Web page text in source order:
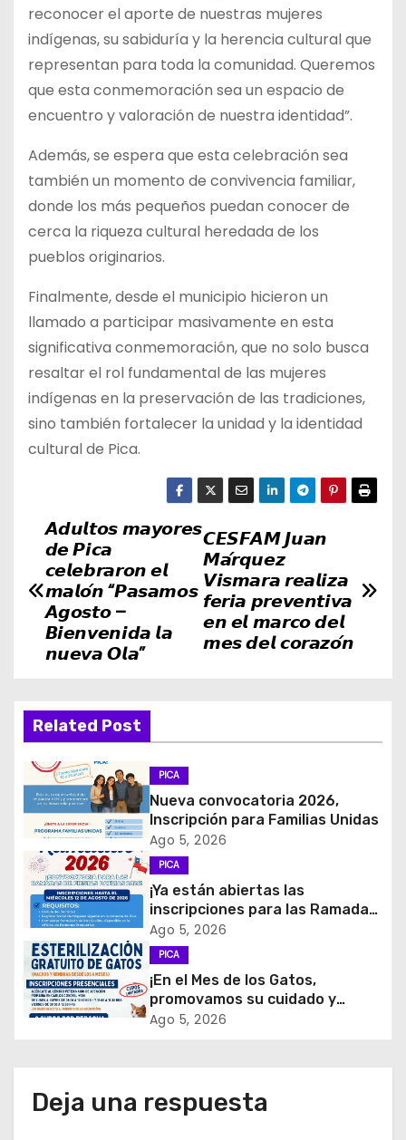
reconocer el aporte de nuestras mujeres
indígenas, su sabiduría y la herencia cultural que
representan para toda la comunidad. Queremos
que esta conmemoración sea un espacio de
encuentro y valoración de nuestra identidad”.
Además, se espera que esta celebración sea
también un momento de convivencia familiar,
donde los más pequeños puedan conocer de
cerca la riqueza cultural heredada de los
pueblos originarios.
Finalmente, desde el municipio hicieron un
llamado a participar masivamente en esta
significativa conmemoración, que no solo busca
resaltar el rol fundamental de las mujeres
indígenas en la preservación de las tradiciones,
sino también fortalecer la unidad y la identidad
cultural de Pica.
N
a
a
c
i
ó
n
d
e
e
r
𝘾𝙀𝙎𝙁𝘼𝙈 𝙅𝙪𝙖𝙣
𝙈𝙖́𝙧𝙦𝙪𝙚𝙯
𝙑𝙞𝙨𝙢𝙖𝙧𝙖 𝙧𝙚𝙖𝙡𝙞𝙯𝙖
𝙛𝙚𝙧𝙞𝙖 𝙥𝙧𝙚𝙫𝙚𝙣𝙩𝙞𝙫𝙖
𝙚𝙣 𝙚𝙡 𝙢𝙖𝙧𝙘𝙤 𝙙𝙚𝙡
𝙢𝙚𝙨 𝙙𝙚𝙡 𝙘𝙤𝙧𝙖𝙯𝙤́𝙣
𝘼𝙙𝙪𝙡𝙩𝙤𝙨 𝙢𝙖𝙮𝙤𝙧𝙚𝙨
𝙙𝙚 𝙋𝙞𝙘𝙖
𝙘𝙚𝙡𝙚𝙗𝙧𝙖𝙧𝙤𝙣 𝙚𝙡
𝙢𝙖𝙡𝙤́𝙣 “𝙋𝙖𝙨𝙖𝙢𝙤𝙨
𝘼𝙜𝙤𝙨𝙩𝙤 –
𝘽𝙞𝙚𝙣𝙫𝙚𝙣𝙞𝙙𝙖 𝙡𝙖
𝙣𝙪𝙚𝙫𝙖 𝙊𝙡𝙖”
Related Post
PICA
Nueva convocatoria 2026,
Inscripción para Familias Unidas
Ago 5, 2026
PICA
¡Ya están abiertas las
inscripciones para las Ramadas
de Fiestas Patrias 2026!
Ago 5, 2026
PICA
¡En el Mes de los Gatos,
promovamos su cuidado y
tenencia responsable!
Ago 5, 2026
Deja una respuesta